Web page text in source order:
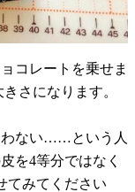
コレートを乗せま
さになります。
わない……という人
を4等分ではなく
てみてください